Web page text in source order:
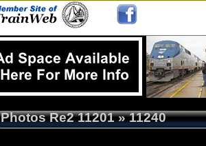
Photos Re2 11201»11240